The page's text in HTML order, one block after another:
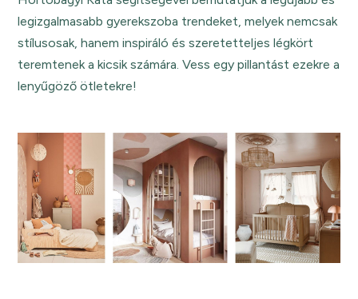
legizgalmasabb gyerekszoba trendeket, melyek nemcsak
stílusosak, hanem inspiráló és szeretetteljes légkört
teremtenek a kicsik számára. Vess egy pillantást ezekre a
lenyűgöző ötletekre!